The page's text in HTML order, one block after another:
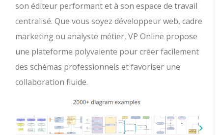
son éditeur performant et à son espace de travail
centralisé. Que vous soyez développeur web, cadre
marketing ou analyste métier, VP Online propose
une plateforme polyvalente pour créer facilement
des schémas professionnels et favoriser une
collaboration fluide.